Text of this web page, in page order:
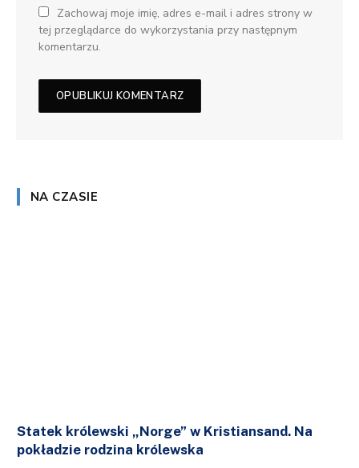
Zachowaj moje imię, adres e-mail i adres strony w
tej przeglądarce do wykorzystania przy następnym
komentarzu.
NA CZASIE
Statek królewski „Norge” w Kristiansand. Na
pokładzie rodzina królewska